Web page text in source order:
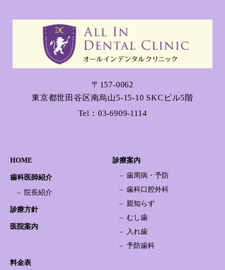
〒157-0062
東京都世田谷区南烏山5-15-10 SKCビル5階
Tel： 03-6909-1114
HOME
歯科医師紹介
院長紹介
診療方針
医院案内
診療案内
歯周病・予防
歯科口腔外科
親知らず
むし歯
入れ歯
予防歯科
料金表